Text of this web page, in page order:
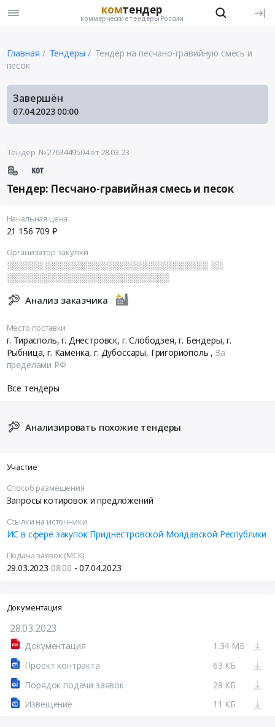
комтендер
коммерческие тендеры России
Главная Тендеры
Тендер на песчано-гравийную смесь и
песок
Завершён
07.04.2023 00:00
Тендер №2763449504от 28.03.23
Тендер: Песчано-гравийная смесь и песок
Начальная цена
21 156 709 ₽
Организатор закупки
░░░░░░ ░░░░░░░░░░░░░░░░░░░░░░░░░░░ ░░
░░░░░░░░░░░░░░░░░░░░░░░░░░░
Анализ заказчика
Место поставки
г. Тирасполь, г. Днестровск, г. Слободзея, г. Бендеры, г.
Рыбница, г. Каменка, г. Дубоссары, Григориополь ,За
пределами РФ
Все тендеры
Анализировать похожие тендеры
Участие
Способ размещения
Запросы котировок и предложений
Ссылки на источники
ИС в сфере закупок Приднестровской Молдавской Республики
Подача заявок (МСК)
29.03.2023 08:00 - 07.04.2023
Документация
28.03.2023
Документация
1.34 МБ
Проект контракта
63 КБ
Порядок подачи заявок
28 КБ
Извещение
11 КБ